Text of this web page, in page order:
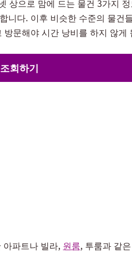
상으로 맘에 드는 물건 3가지
니다. 이후 비슷한 수준의 물건
문해야 시간 낭비를 하지 않게
회하기
아파트나 빌라, 원룸, 투룸과 같